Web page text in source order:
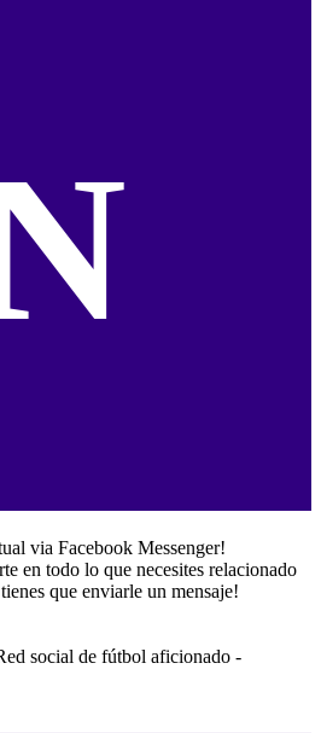
via Facebook Messenger!
en todo lo que necesites relacionado
que enviarle un mensaje!
social de fútbol aficionado -